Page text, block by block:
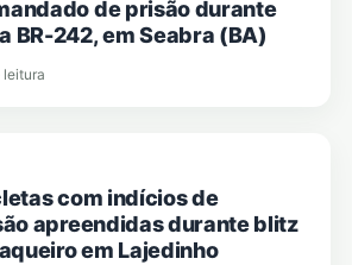
de prisão durante
BR-242, em Seabra (BA)
leitura
com indícios de
apreendidas durante blitz
em Lajedinho